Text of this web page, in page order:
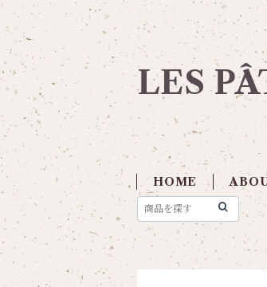
LES
HOME